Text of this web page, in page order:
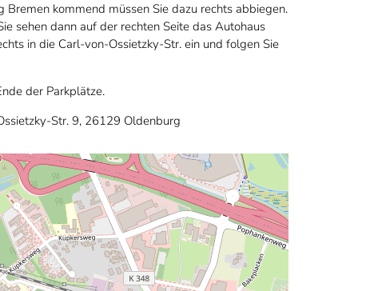
kommend müssen Sie dazu rechts abbiegen.
sehen dann auf der rechten Seite das Autohaus
in die Carl-von-Ossietzky-Str. ein und folgen Sie
der Parkplätze.
Str. 9, 26129 Oldenburg